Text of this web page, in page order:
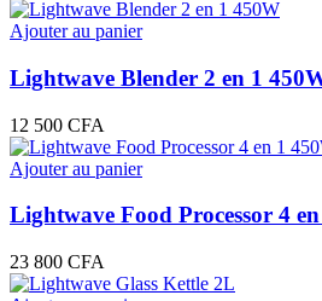
Ajouter au panier
Lightwave Blender 2 en 1
12 500 CFA
Ajouter au panier
Lightwave Food Processor 4
23 800 CFA